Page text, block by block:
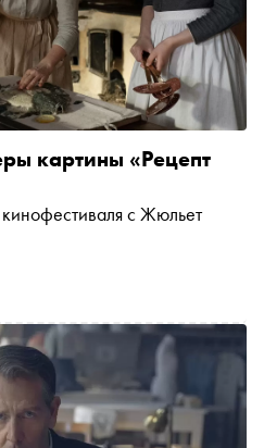
картины «Рецепт
с Жюльет